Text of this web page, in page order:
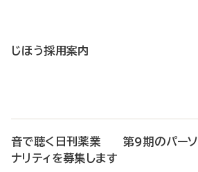
じほう採用案内
音で聴く日刊薬業 第9期のパーソ
ナリティを募集します